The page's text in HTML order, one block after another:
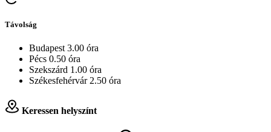
Távolság
Budapest 3.00 óra
Pécs 0.50 óra
Szekszárd 1.00 óra
Székesfehérvár 2.50 óra
Keressen helyszínt